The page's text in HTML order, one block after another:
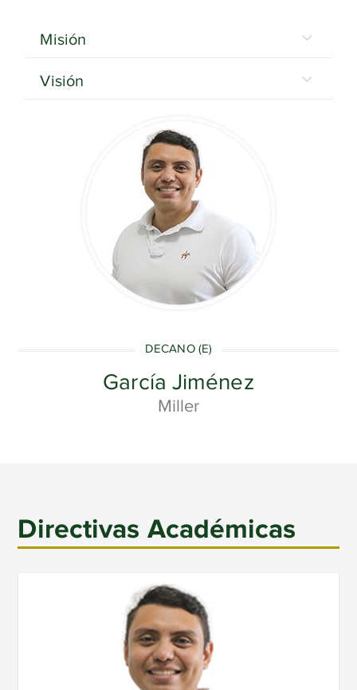
Misión
Visión
DECANO (E)
García Jiménez
Miller
Directivas Académicas